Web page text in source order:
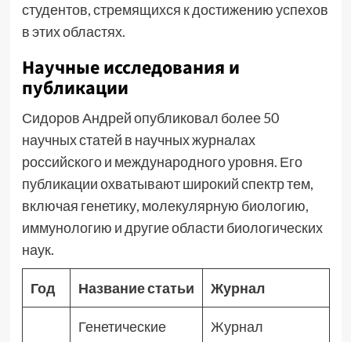
студентов, стремящихся к достижению успехов
в этих областях.
Научные исследования и
публикации
Сидоров Андрей опубликовал более 50
научных статей в научных журналах
российского и международного уровня. Его
публикации охватывают широкий спектр тем,
включая генетику, молекулярную биологию,
иммунологию и другие области биологических
наук.
Год Название статьи Журнал
Генетические
Журнал